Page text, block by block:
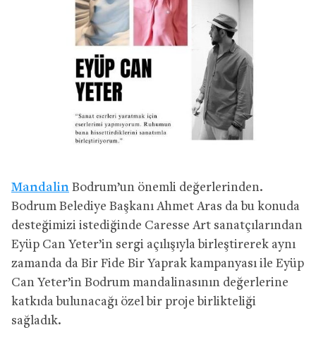
Mandalin Bodrum’un önemli değerlerinden.
Bodrum Belediye Başkanı Ahmet Aras da bu konuda
desteğimizi istediğinde Caresse Art sanatçılarından
Eyüp Can Yeter’in sergi açılışıyla birleştirerek aynı
zamanda da Bir Fide Bir Yaprak kampanyası ile Eyüp
Can Yeter’in Bodrum mandalinasının değerlerine
katkıda bulunacağı özel bir proje birlikteliği
sağladık.